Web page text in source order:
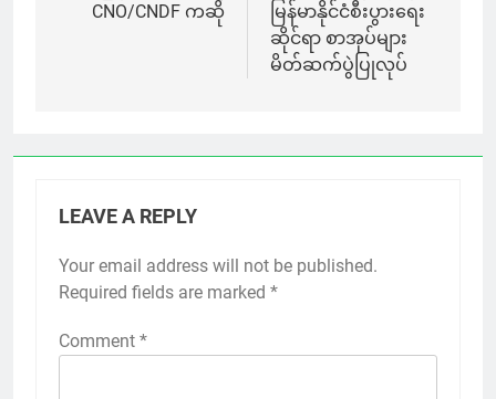
CNO/CNDF ကဆို
မြန်မာနိုင်ငံစီးပွားရေး
ဆိုင်ရာ စာအုပ်များ
မိတ်ဆက်ပွဲပြုလုပ်
LEAVE A REPLY
Your email address will not be published.
Required fields are marked *
Comment *